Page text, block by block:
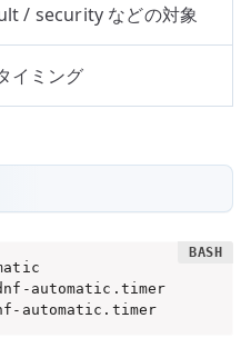
/ security などの対象
イミング
automatic.timer
automatic.timer